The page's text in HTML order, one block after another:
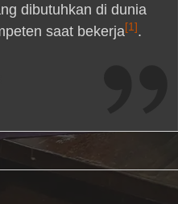
dibutuhkan di dunia
saat bekerja[1].